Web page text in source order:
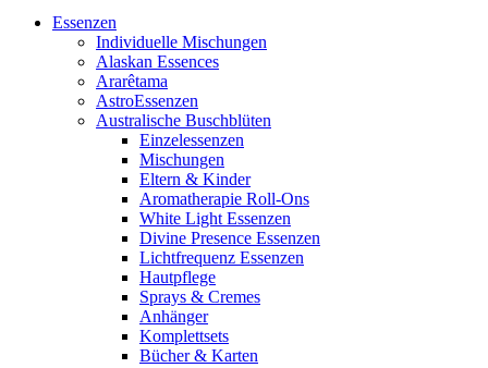
Essenzen
Individuelle Mischungen
Alaskan Essences
Ararêtama
AstroEssenzen
Australische Buschblüten
Einzelessenzen
Mischungen
Eltern & Kinder
Aromatherapie Roll-Ons
White Light Essenzen
Divine Presence Essenzen
Lichtfrequenz Essenzen
Hautpflege
Sprays & Cremes
Anhänger
Komplettsets
Bücher & Karten